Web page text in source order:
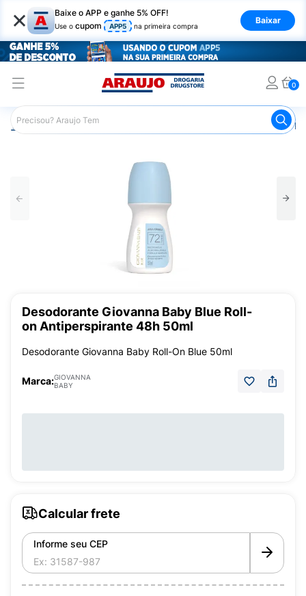
× Baixe o APP e ganhe 5% OFF!
Use o cupom APP5 na primeira compra
Baixar
0
Araujo Higiene Pessoal Desodorante
Desodorante Giovanna Baby Blue Roll-
on Antiperspirante 48h 50ml
Desodorante Giovanna Baby Roll-On Blue 50ml
Marca:GIOVANNA
BABY
Calcular frete
Informe seu CEP